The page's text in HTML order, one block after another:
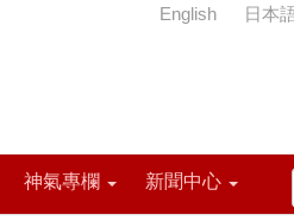
神氣專欄 新聞中心
English 日本